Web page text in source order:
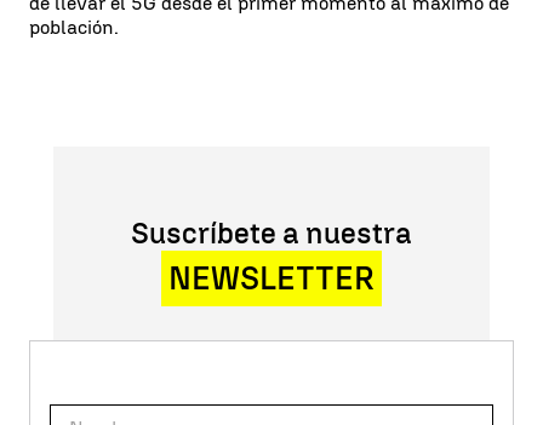
población.
Suscríbete a nuestra
NEWSLETTER